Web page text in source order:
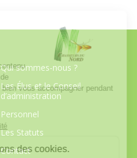
Qui sommes-nous ?
Les Élus et le Conseil
d’administration
Personnel
Les Statuts
Contact